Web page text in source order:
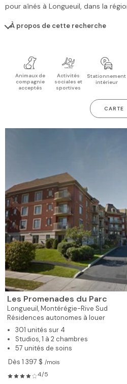
pour aînés à Longueuil, dans la
À propos de cette recherche
Animaux de
compagnie
acceptés
Activités
sociales et
sportives
Stationnement
intérieur
CARTE
Les Promenades du Parc
Longueuil,Montérégie-Rive Sud
Résidences autonomes à louer
301 unités sur 4
Studios, 1 à 2 chambres
57 unités de soins
Dès 1 397 $ /mois
4/5